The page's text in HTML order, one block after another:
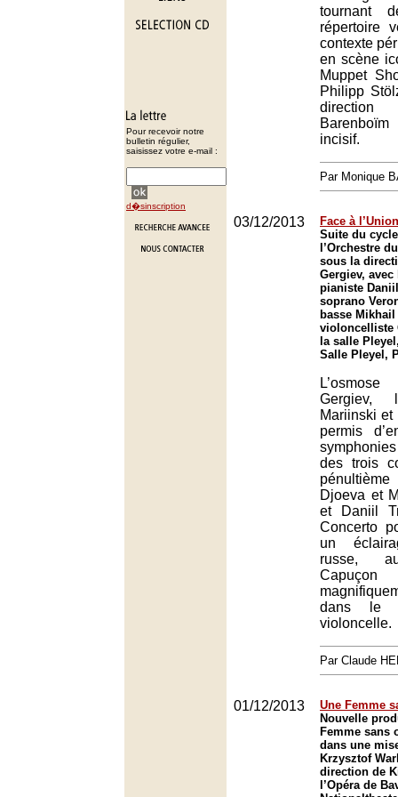
Pour recevoir notre
bulletin régulier,
saisissez votre e-mail :
d�sinscription
tournant
répertoire
contexte
en scène
Muppet
Philipp
direction
incisif.
Par Monique
03/12/2013
Face à
Suite du
l’Orchestre
sous la
Gergiev,
pianiste
soprano
basse
violoncelliste
la salle
Salle Pleyel,
Gergiev,
Mariinski
permis
des trois
Djoeva et
et Daniil
Concerto
un
russe,
dans le
violoncelle.
Par Claude
01/12/2013
Une Femme
Nouvelle
Femme sans
dans une
Krzysztof
direction de
l’Opéra de